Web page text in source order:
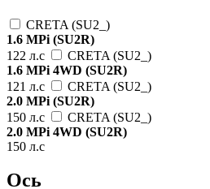
CRETA (SU2_)
1.6 MPi (SU2R)
122 л.с
CRETA (SU2_)
1.6 MPi 4WD (SU2R)
121 л.с
CRETA (SU2_)
2.0 MPi (SU2R)
150 л.с
CRETA (SU2_)
2.0 MPi 4WD (SU2R)
150 л.с
Ось